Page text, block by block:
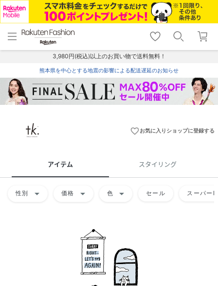
menu home
トップ
shopping_cart lock_outline
ログイン
3,980円(税込)以上のお買い物で送料無料！
熊本県を中心とする地震の影響による配送遅延のお知らせ
favorite_borderお気に入りショップに登録する
アイテム スタイリング
性別 arrow_drop_down 価格 arrow_drop_down 色 arrow_drop_down セール スーパー